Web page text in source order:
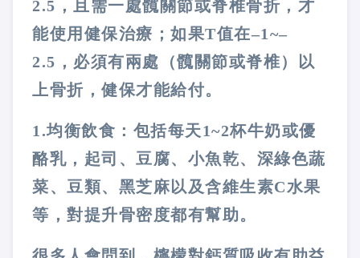
2.5 ，且需一處髖關節或脊椎骨折，才
能使用健保治療；如果T值在–1~–
2.5 ，必須有兩處（髖關節或脊椎）以
上骨折，健保才能給付。
1.均衡飲食 ：包括每天1~2杯牛奶或優
酪乳，起司、豆腐、小魚乾、深綠色蔬
菜、豆類、黑芝麻以及含維生素C水果
等，對提升骨密度都有幫助。